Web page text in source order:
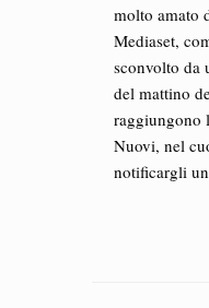
molto amato
Mediaset,
sconvolto da
del mattino
raggiungono
Nuovi, nel
notificargli